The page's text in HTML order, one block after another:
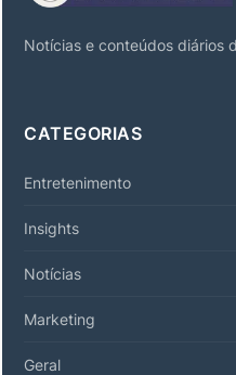
Notícias e conteúdos diários
CATEGORIAS
Entretenimento
Insights
Notícias
Marketing
Geral